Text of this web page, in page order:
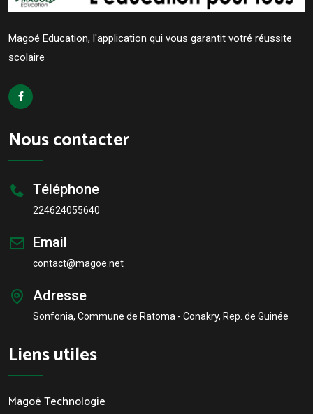
Magoé Education, l'application qui vous garantit votré réussite
scolaire
Nous contacter
Téléphone
224624055640
Email
contact@magoe.net
Adresse
Sonfonia, Commune de Ratoma - Conakry, Rep. de Guinée
Liens utiles
Magoé Technologie